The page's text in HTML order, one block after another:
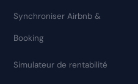
Synchroniser Airbnb &
Booking
Simulateur de rentabilité